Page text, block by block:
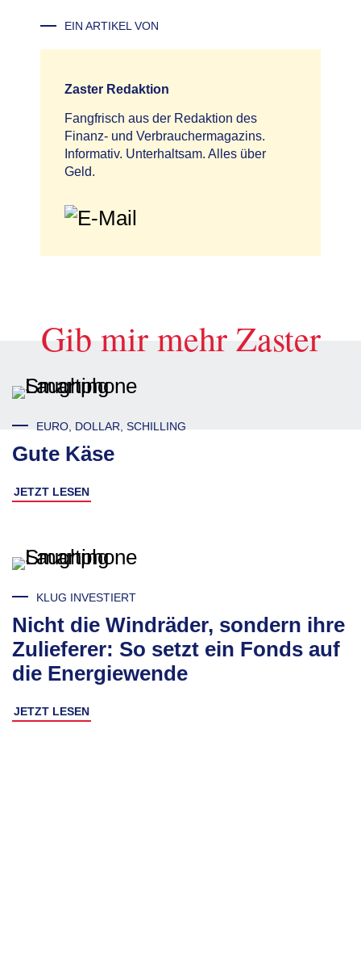
EIN ARTIKEL VON
Zaster Redaktion
Fangfrisch aus der Redaktion des
Finanz- und Verbrauchermagazins.
Informativ. Unterhaltsam. Alles über
Geld.
Gib mir mehr Zaster
EURO, DOLLAR, SCHILLING
Gute Käse
JETZT LESEN
KLUG INVESTIERT
Nicht die Windräder, sondern ihre
Zulieferer: So setzt ein Fonds auf
die Energiewende
JETZT LESEN